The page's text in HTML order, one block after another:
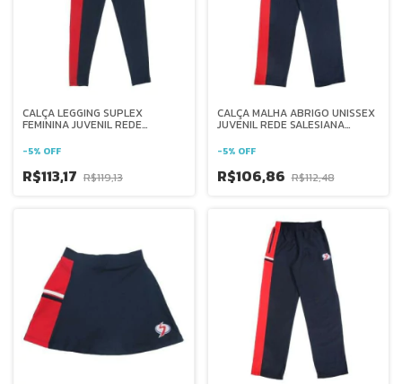
CALÇA LEGGING SUPLEX
FEMININA JUVENIL REDE
-5% OFF
R$113,17 R$119,13
CALÇA MALHA ABRIGO UNISSEX
JUVENIL REDE SALESIANA
-5% OFF
R$106,86 R$112,48